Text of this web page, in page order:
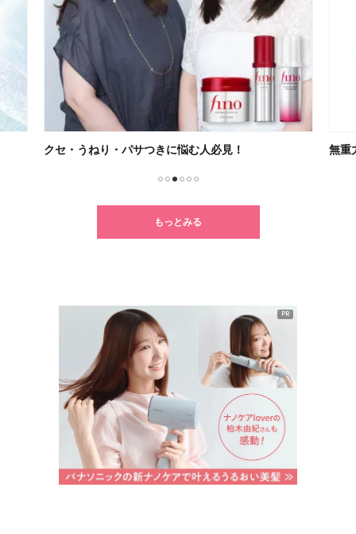
クセ・うねり・パサつきに悩む人必見！ 無重
もっとみる
PR